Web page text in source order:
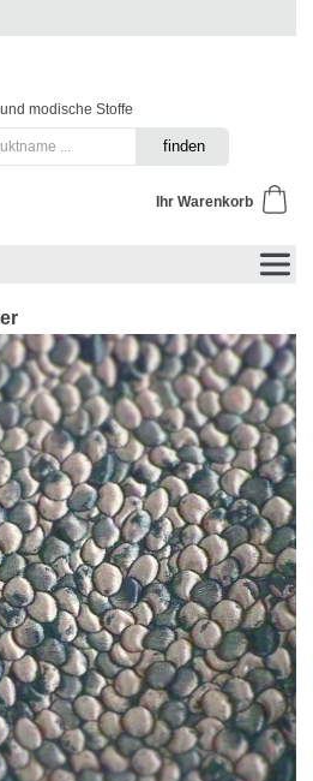
modische Stoffe
Ihr Warenkorb